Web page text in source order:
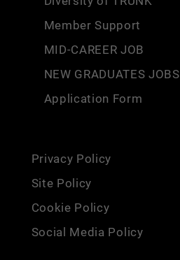
Member Support
MID-CAREER JOB
NEW GRADUATES JOBS
Application Form
Privacy Policy
Site Policy
Cookie Policy
Social Media Policy